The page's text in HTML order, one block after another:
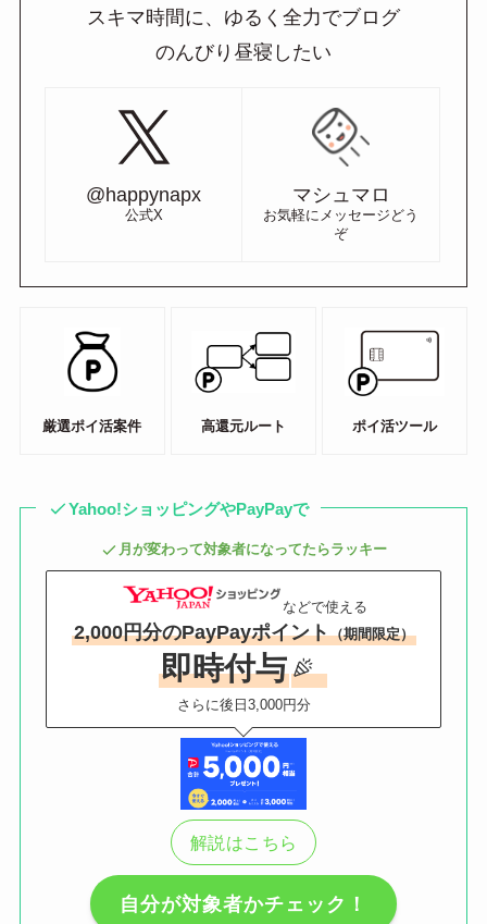
スキマ時間に、ゆるく全力でブログ
のんびり昼寝したい
@happynapx
公式X
マシュマロ
お気軽にメッセージどう
ぞ
厳選ポイ活案件 高還元ルート ポイ活ツール
Yahoo!ショッピングやPayPayで
月が変わって対象者になってたらラッキー
などで使える
2,000円分のPayPayポイント（期間限定）
即時付与
さらに後日3,000円分
解説はこちら
自分が対象者かチェック！